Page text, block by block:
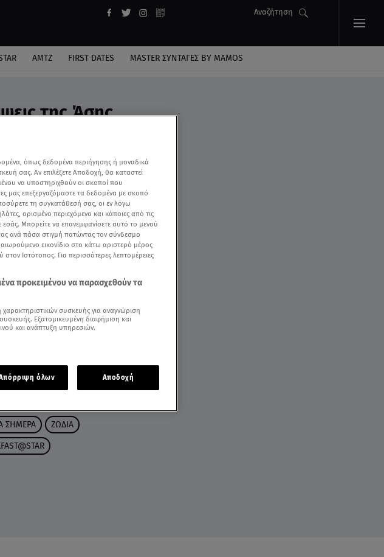
Αναζήτηση
ΑΜΤΖ FIRST DATES MASTER ΣΥΝΤΑΓΈΣ BY MAMOS
της Άσης
Breakfast@Star
ΣΗΜΕΡΑ ΖΩΔΙΑ
όπως δεδομένα περιήγησης ή μοναδικά
σας. Αν επιλέξετε Αποδοχή, θα καταστεί
να υποστηριχθούν οι σκοποί που
μας επεξεργαζόμαστε τα δεδομένα με σκοπό
τη συγκατάθεσή σας, οι εν λόγω
ορισμένο περιεχόμενο και κάποιες από τις
εσάς. Μπορείτε να επανεμφανίσετε αυτό το μενού
ανά πάσα στιγμή πατώντας τον σύνδεσμο
εικονίδιο στο κάτω αριστερό μέρος
Ιστότοπος. Για περισσότερες λεπτομέρειες
προκειμένου να παρασχεθούν τα
συσκευής για αναγνώριση
Εξατομικευμένη διαφήμιση και
και ανάπτυξη υπηρεσιών.
όλων Αποδοχή